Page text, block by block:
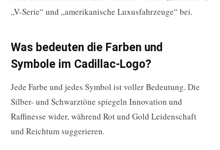
„V-Serie“ und „amerikanische Luxusfahrzeuge“ bei.
Was bedeuten die Farben und
Symbole im Cadillac-Logo?
Jede Farbe und jedes Symbol ist voller Bedeutung. Die
Silber- und Schwarztöne spiegeln Innovation und
Raffinesse wider, während Rot und Gold Leidenschaft
und Reichtum suggerieren.